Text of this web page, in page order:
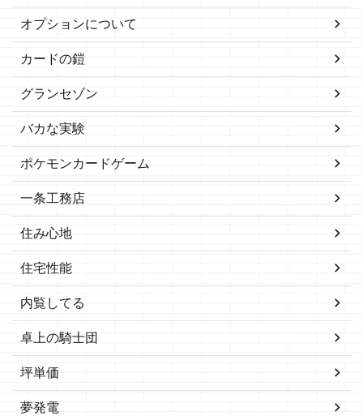
オプションについて
カードの鎧
グランセゾン
バカな実験
ポケモンカードゲーム
一条工務店
住み心地
住宅性能
内覧してる
卓上の騎士団
坪単価
夢発電